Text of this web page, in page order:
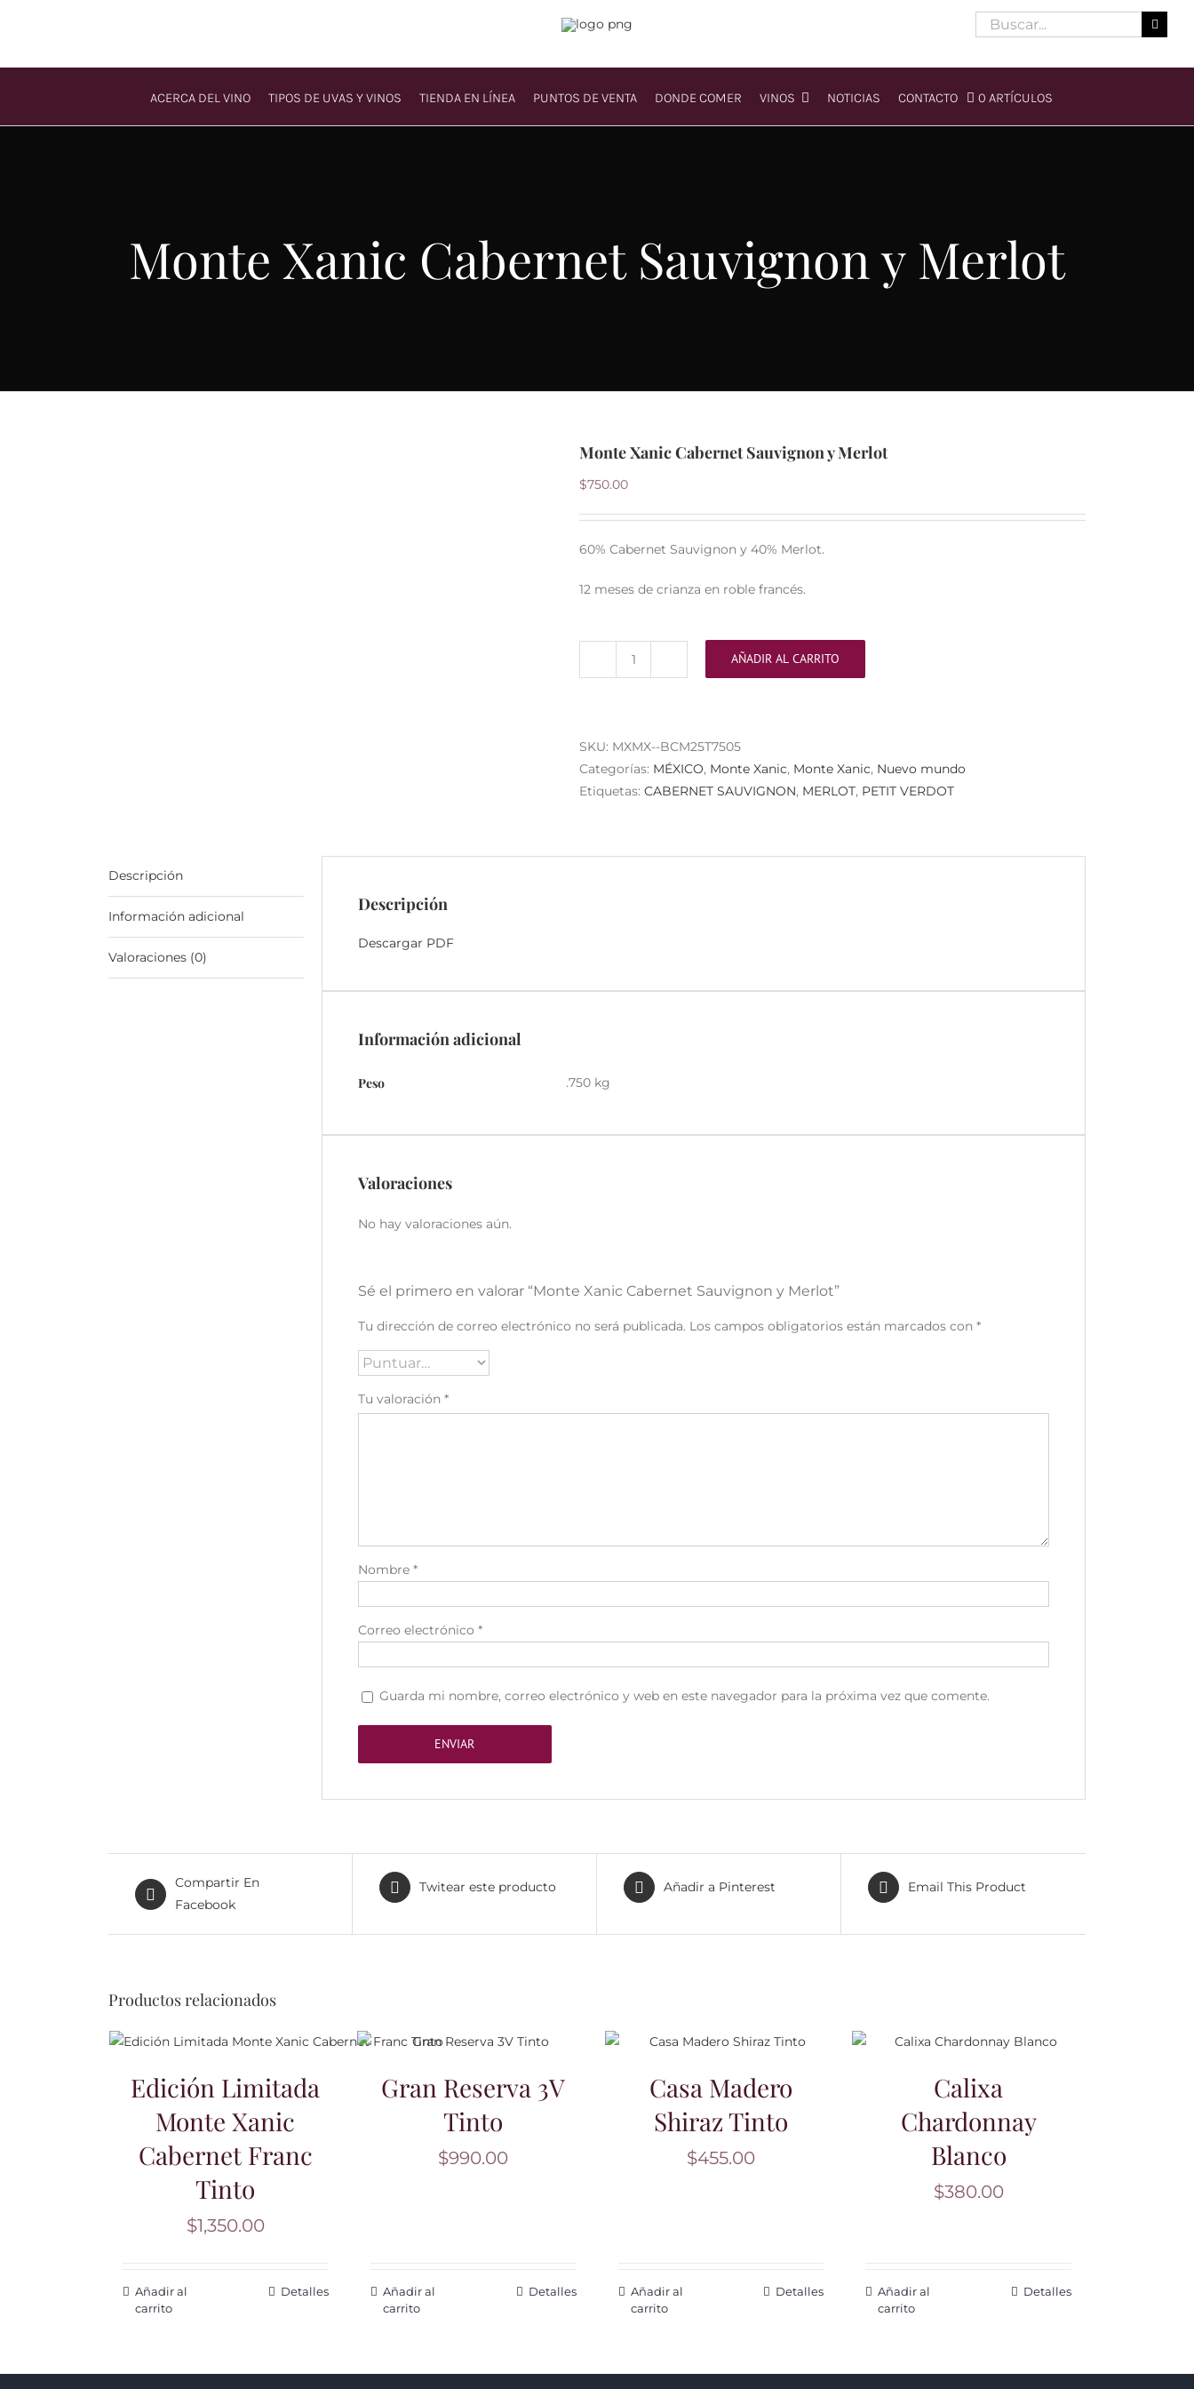
Buscar:
ACERCA DEL VINO TIPOS DE UVAS Y VINOS TIENDA EN LÍNEA PUNTOS DE VENTA DONDE COMER VINOS NOTICIAS CONTACTO 0 ARTÍCULOS
Monte Xanic Cabernet Sauvignon y Merlot
Monte Xanic Cabernet Sauvignon y Merlot
$750.00
60% Cabernet Sauvignon y 40% Merlot.
12 meses de crianza en roble francés.
Monte
AÑADIR AL CARRITO
SKU: MXMX--BCM25T7505
Categorías: MÉXICO, Monte Xanic, Monte Xanic, Nuevo mundo
Etiquetas: CABERNET SAUVIGNON, MERLOT, PETIT VERDOT
Descripción
Información adicional
Valoraciones (0)
Descripción
Descargar PDF
Información adicional
Peso .750 kg
Valoraciones
No hay valoraciones aún.
Sé el primero en valorar “Monte Xanic Cabernet Sauvignon y Merlot”
Tu dirección de correo electrónico no será publicada. Los campos obligatorios están marcados con *
Tu valoración *
Nombre *
Correo electrónico *
Guarda mi nombre, correo electrónico y web en este navegador para la próxima vez que comente.
Compartir En
Facebook
Twitear este producto Añadir a Pinterest Email This Product
Productos relacionados
Edición Limitada
Monte Xanic
Cabernet Franc
Tinto
$1,350.00
Añadir al
carrito
Detalles
Gran Reserva 3V
Tinto
$990.00
Añadir al
carrito
Detalles
Casa Madero
Shiraz Tinto
$455.00
Añadir al
carrito
Detalles
Calixa
Chardonnay
Blanco
$380.00
Añadir al
carrito
Detalles